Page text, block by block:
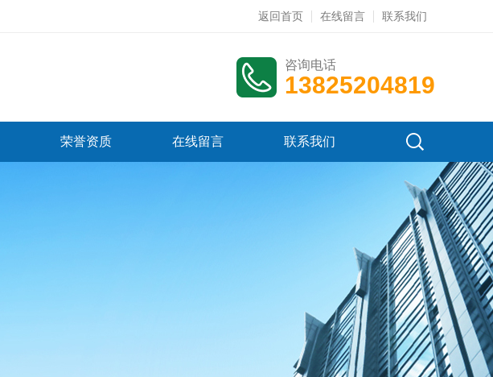
返回首页 在线留言 联系我们
咨询电话
13825204819
荣誉资质 在线留言 联系我们